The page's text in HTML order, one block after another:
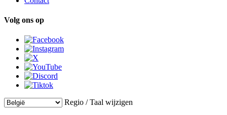
Volg ons op
Regio / Taal wijzigen